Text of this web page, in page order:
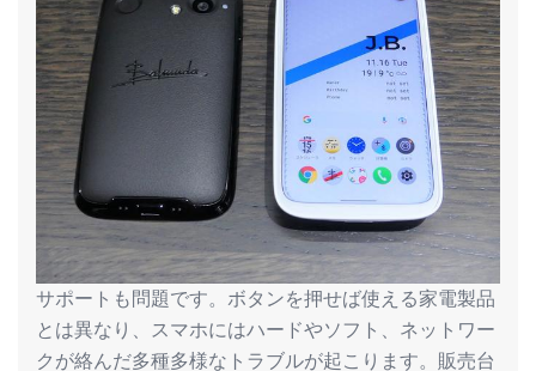
サポートも問題です。ボタンを押せば使える家電製品
とは異なり、スマホにはハードやソフト、ネットワー
クが絡んだ多種多様なトラブルが起こります。販売台